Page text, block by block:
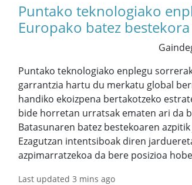
Puntako teknologiako
Europako batez
Puntako teknologiako enplegu
garrantzia hartu du merkatu global
handiko ekoizpena bertakotzeko
bide horretan urratsak ematen ari da
Batasunaren batez bestekoaren
Ezagutzan intentsiboak diren
azpimarratzekoa da bere posizioa
Last updated 3 mins ago